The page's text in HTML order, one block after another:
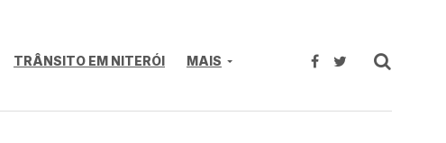
TRÂNSITO EM NITERÓI MAIS